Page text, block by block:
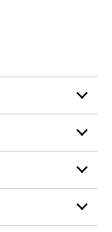
（税抜価格 ￥
（税抜価格 ￥
（税抜価格 ￥